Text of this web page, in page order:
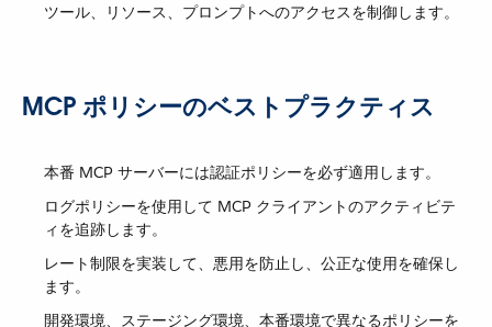
ツール、リソース、プロンプトへのアクセスを制御します。
MCP ポリシーのベストプラクティス
本番 MCP サーバーには認証ポリシーを必ず適用します。
ログポリシーを使用して MCP クライアントのアクティビテ
ィを追跡します。
レート制限を実装して、悪用を防止し、公正な使用を確保し
ます。
開発環境、ステージング環境、本番環境で異なるポリシーを